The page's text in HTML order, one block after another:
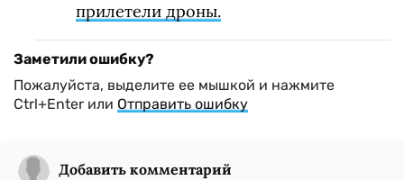
прилетели дроны.
Заметили ошибку?
Пожалуйста, выделите ее мышкой и нажмите
Ctrl+Enter или Отправить ошибку
Добавить комментарий